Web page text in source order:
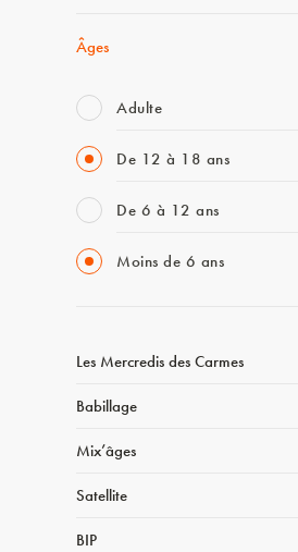
Âges
Adulte
De 12 à 18 ans
De 6 à 12 ans
Moins de 6 ans
Les Mercredis des Carmes
Babillage
Mix’âges
Satellite
BIP